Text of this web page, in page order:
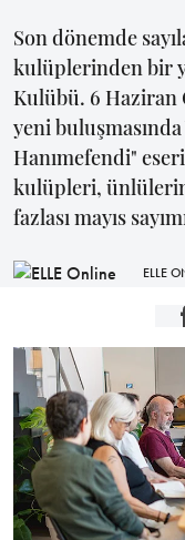
Son dönemde
kulüplerinden bir
Kulübü. 6 Haziran
yeni
Hanımefendi"
kulüpleri,
fazlası mayıs
ELLE